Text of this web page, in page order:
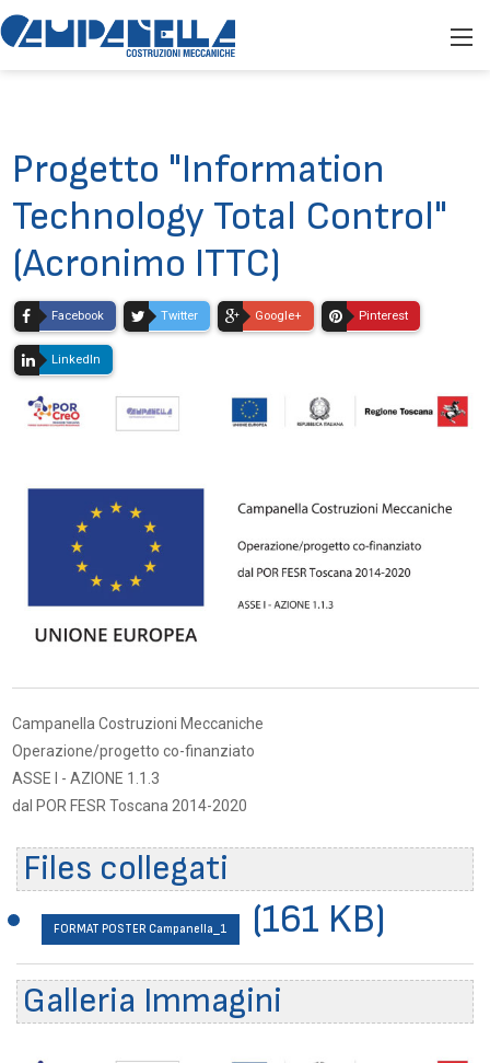
Progetto "Information
Technology Total Control"
(Acronimo ITTC)
Facebook Twitter Google+ Pinterest
LinkedIn
Campanella Costruzioni Meccaniche
Operazione/progetto co-finanziato
ASSE I - AZIONE 1.1.3
dal POR FESR Toscana 2014-2020
Files collegati
FORMAT POSTER Campanella_1 (161 KB)
Galleria Immagini